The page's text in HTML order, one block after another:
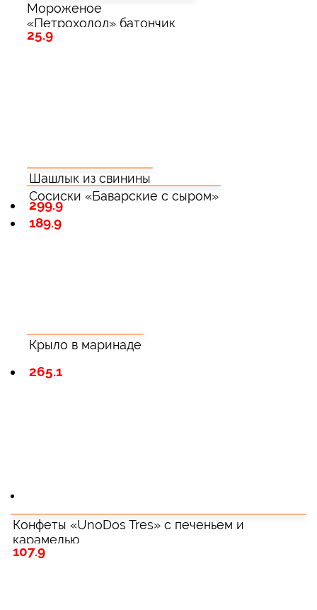
Мороженое
«Петрохолод» батончик
сливочный
25.9
Сосиски «Баварские с сыром»
189.9
Шашлык из свинины
299.9
Крыло в маринаде
265.1
Конфеты «UnoDos Tres» с печеньем и
карамелью
107.9